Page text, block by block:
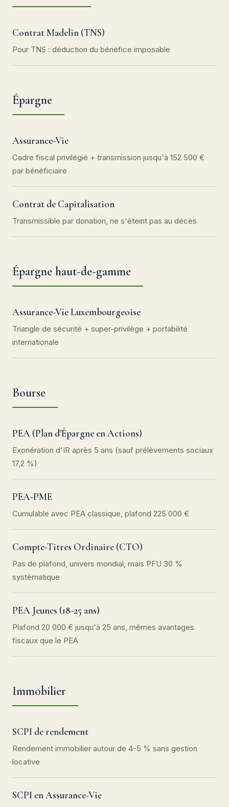
Contrat Madelin (TNS)
Pour TNS : déduction du bénéfice imposable
Épargne
Assurance-Vie
Cadre fiscal privilégié + transmission jusqu'à 152 500 €
par bénéficiaire
Contrat de Capitalisation
Transmissible par donation, ne s'éteint pas au décès
Épargne haut-de-gamme
Assurance-Vie Luxembourgeoise
Triangle de sécurité + super-privilège + portabilité
internationale
Bourse
PEA (Plan d'Épargne en Actions)
Exonération d'IR après 5 ans (sauf prélèvements sociaux
17,2 %)
PEA-PME
Cumulable avec PEA classique, plafond 225 000 €
Compte-Titres Ordinaire (CTO)
Pas de plafond, univers mondial, mais PFU 30 %
systématique
PEA Jeunes (18-25 ans)
Plafond 20 000 € jusqu'à 25 ans, mêmes avantages
fiscaux que le PEA
Immobilier
SCPI de rendement
Rendement immobilier autour de 4-5 % sans gestion
locative
SCPI en Assurance-Vie